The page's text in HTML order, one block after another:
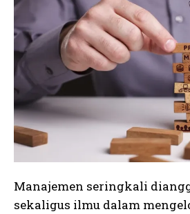
Manajemen seringkali
sekaligus ilmu dalam